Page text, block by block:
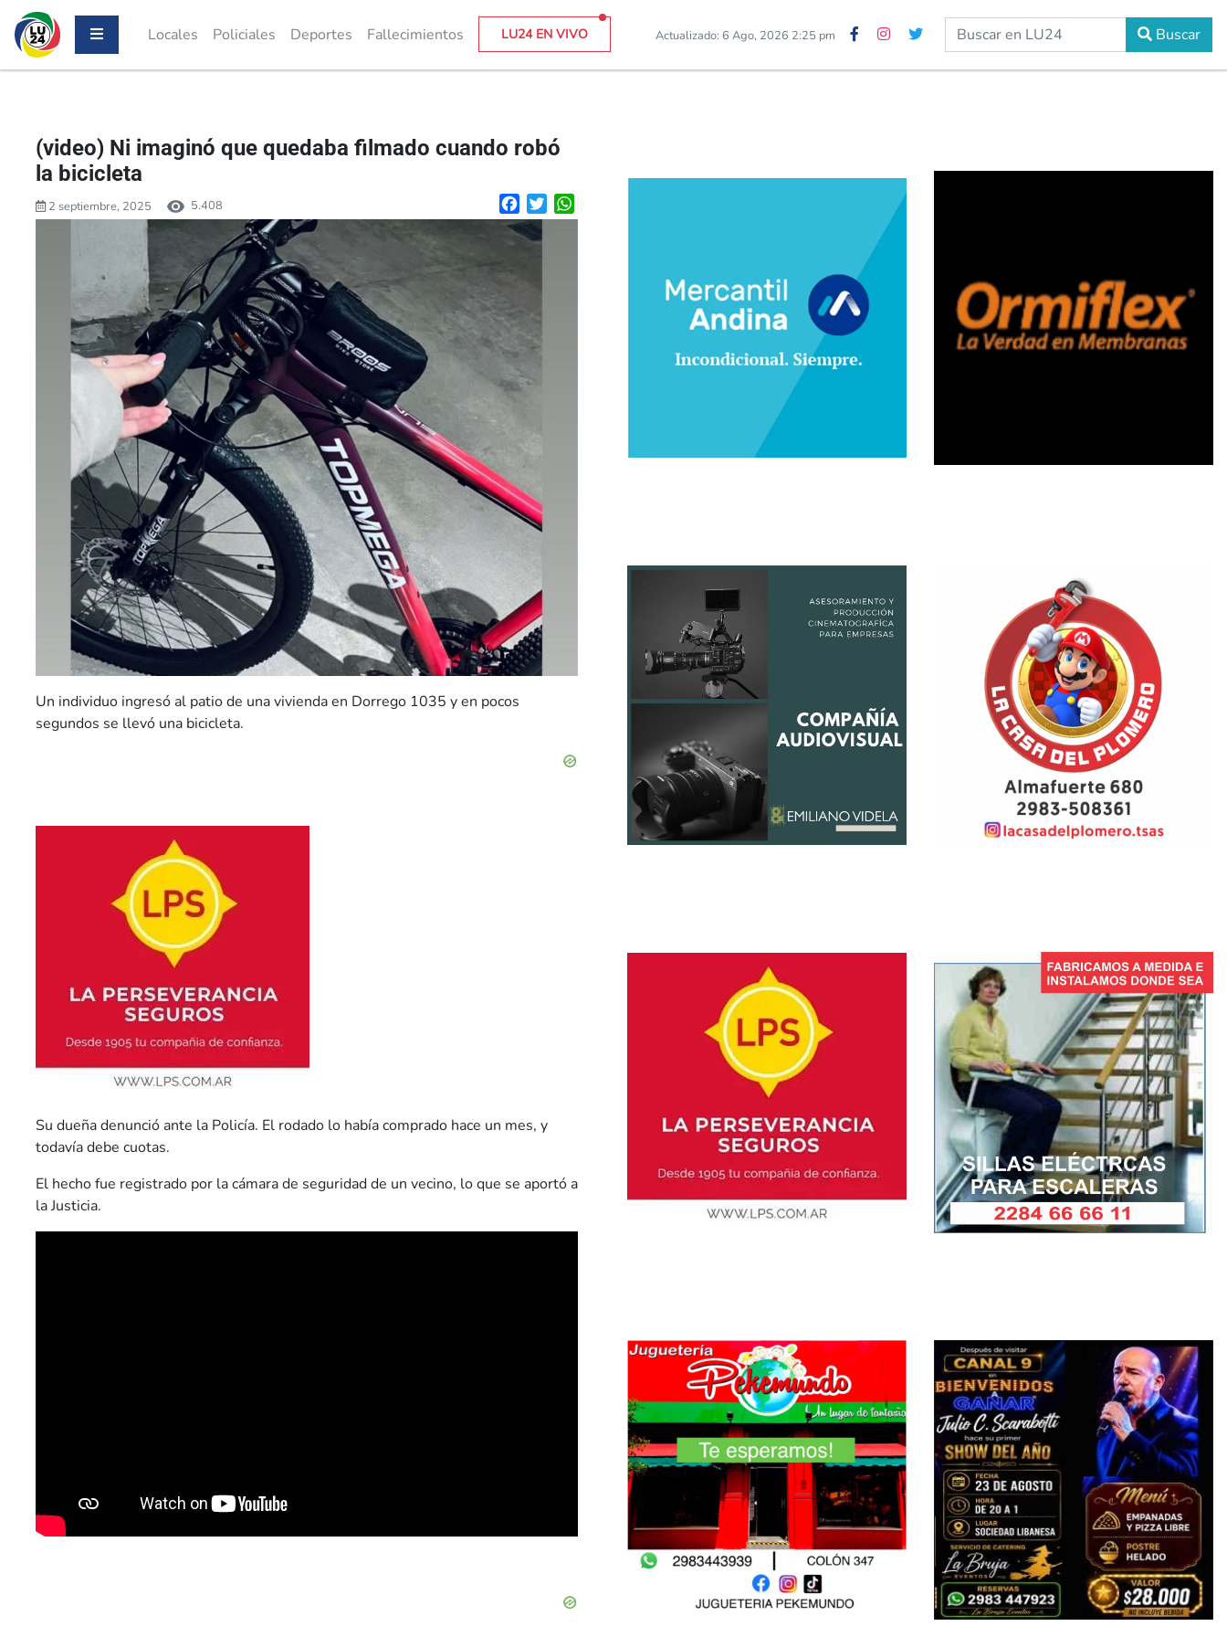
Locales Policiales Deportes Fallecimientos LU24 EN VIVO Actualizado: 6 Ago, 2026 2:25 pm Buscar
(video) Ni imaginó que quedaba filmado cuando robó
la bicicleta
2 septiembre, 2025 5.408 FacebookTwitter
Un individuo ingresó al patio de una vivienda en Dorrego 1035 y en pocos
segundos se llevó una bicicleta.
Su dueña denunció ante la Policía. El rodado lo había comprado hace un mes, y
todavía debe cuotas.
El hecho fue registrado por la cámara de seguridad de un vecino, lo que se aportó a
la Justicia.